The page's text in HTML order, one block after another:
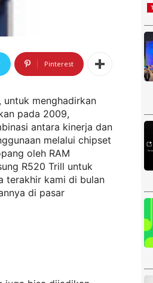
Pinterest
untuk menghadirkan
pada 2009,
antara kinerja dan
melalui chipset
oleh RAM
R520 Trill untuk
terakhir kami di bulan
di pasar